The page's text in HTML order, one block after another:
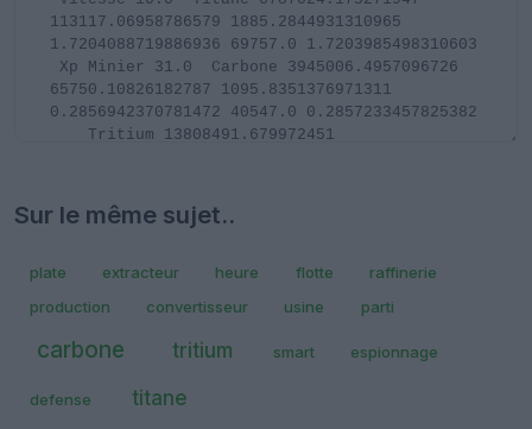
Sur le même sujet..
plate extracteur heure flotte
raffinerie
production
convertisseur usine parti
carbone tritium smart espionnage
defense titane